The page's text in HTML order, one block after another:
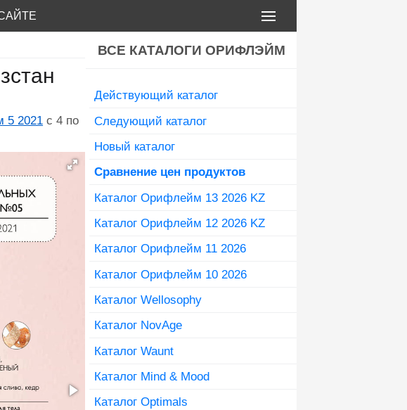
5 2021 с 4 по
ВСЕ КАТАЛОГИ ОРИФЛЭЙМ
Действующий каталог
Следующий каталог
Новый каталог
Сравнение цен продуктов
Каталог Орифлейм 13 2026 KZ
Каталог Орифлейм 12 2026 KZ
Каталог Орифлейм 11 2026
Каталог Орифлейм 10 2026
Каталог Wellosophy
Каталог NovAge
Каталог Waunt
Каталог Mind & Mood
Каталог Optimals